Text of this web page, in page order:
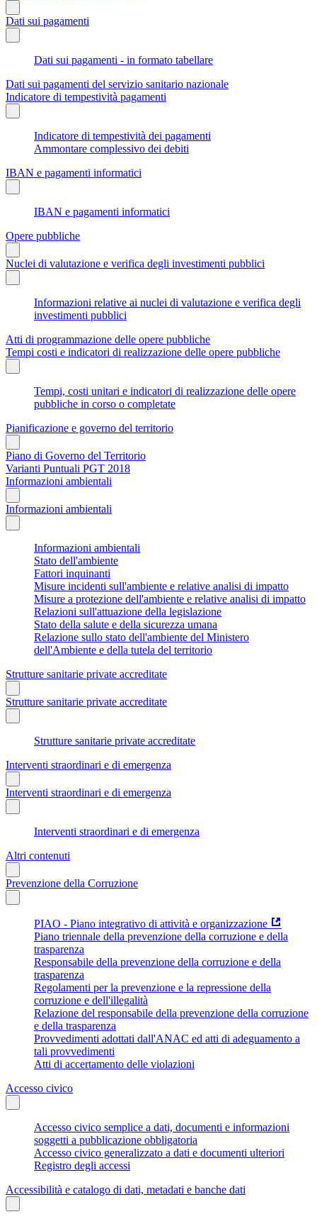
Dati sui pagamenti
Dati sui pagamenti - in formato tabellare
Dati sui pagamenti del servizio sanitario nazionale
Indicatore di tempestività pagamenti
Indicatore di tempestività dei pagamenti
Ammontare complessivo dei debiti
IBAN e pagamenti informatici
IBAN e pagamenti informatici
Opere pubbliche
Nuclei di valutazione e verifica degli investimenti pubblici
Informazioni relative ai nuclei di valutazione e verifica degli
investimenti pubblici
Atti di programmazione delle opere pubbliche
Tempi costi e indicatori di realizzazione delle opere pubbliche
Tempi, costi unitari e indicatori di realizzazione delle opere
pubbliche in corso o completate
Pianificazione e governo del territorio
Piano di Governo del Territorio
Varianti Puntuali PGT 2018
Informazioni ambientali
Informazioni ambientali
Informazioni ambientali
Stato dell'ambiente
Fattori inquinanti
Misure incidenti sull'ambiente e relative analisi di impatto
Misure a protezione dell'ambiente e relative analisi di impatto
Relazioni sull'attuazione della legislazione
Stato della salute e della sicurezza umana
Relazione sullo stato dell'ambiente del Ministero
dell'Ambiente e della tutela del territorio
Strutture sanitarie private accreditate
Strutture sanitarie private accreditate
Strutture sanitarie private accreditate
Interventi straordinari e di emergenza
Interventi straordinari e di emergenza
Interventi straordinari e di emergenza
Altri contenuti
Prevenzione della Corruzione
PIAO - Piano integrativo di attività e organizzazione
Piano triennale della prevenzione della corruzione e della
trasparenza
Responsabile della prevenzione della corruzione e della
trasparenza
Regolamenti per la prevenzione e la repressione della
corruzione e dell'illegalità
Relazione del responsabile della prevenzione della corruzione
e della trasparenza
Provvedimenti adottati dall'ANAC ed atti di adeguamento a
tali provvedimenti
Atti di accertamento delle violazioni
Accesso civico
Accesso civico semplice a dati, documenti e informazioni
soggetti a pubblicazione obbligatoria
Accesso civico generalizzato a dati e documenti ulteriori
Registro degli accessi
Accessibilità e catalogo di dati, metadati e banche dati